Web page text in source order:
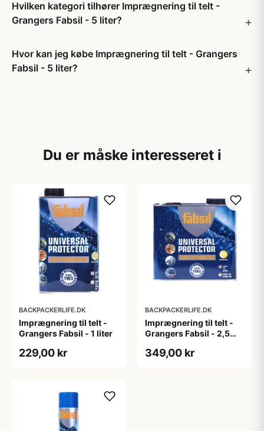
Hvilken kategori tilhører Imprægnering til telt -
Grangers Fabsil - 5 liter?
Hvor kan jeg købe Imprægnering til telt - Grangers
Fabsil - 5 liter?
Du er måske interesseret i
BACKPACKERLIFE.DK
Imprægnering til telt -
Grangers Fabsil - 1 liter
229,00 kr
BACKPACKERLIFE.DK
Imprægnering til telt -
Grangers Fabsil - 2,5
349,00 kr